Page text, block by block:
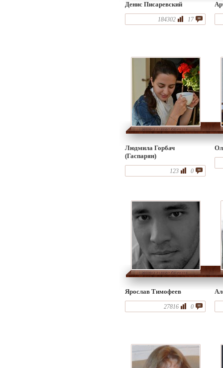
Денис Писаревский
17
184302
Людмила Горбач
(Гаспарян)
0
123
Ярослав Тимофеев
0
27816